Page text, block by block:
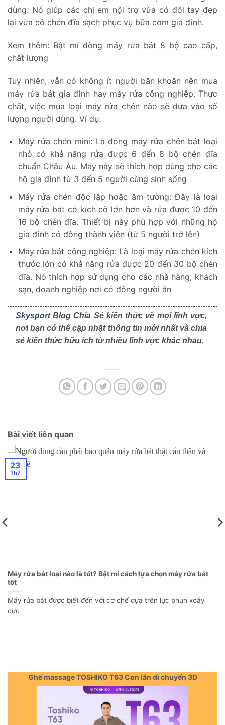
dùng. Nó giúp các chị em nội trợ vừa có đôi tay đẹp
lại vừa có chén đĩa sạch phục vụ bữa cơm gia đình.
Xem thêm: Bật mí dòng máy rửa bát 8 bộ cao cấp,
chất lượng
Tuy nhiên, vẫn có không ít người băn khoăn nên mua
máy rửa bát gia đình hay máy rửa công nghiệp. Thực
chất, việc mua loại máy rửa chén nào sẽ dựa vào số
lượng người dùng. Ví dụ:
Máy rửa chén mini: Là dòng máy rửa chén bát loại
nhỏ có khả năng rửa được 6 đến 8 bộ chén đĩa
chuẩn Châu Âu. Máy này sẽ thích hợp dùng cho các
hộ gia đình từ 3 đến 5 người cùng sinh sống
Máy rửa chén độc lập hoặc âm tường: Đây là loại
máy rửa bát có kích cỡ lớn hơn và rửa được 10 đến
16 bộ chén đĩa. Thiết bị này phù hợp với những hộ
gia đình có đông thành viên (từ 5 người trở lên)
Máy rửa bát công nghiệp: Là loại máy rửa chén kích
thước lớn có khả năng rửa được 20 đến 30 bộ chén
đĩa. Nó thích hợp sử dụng cho các nhà hàng, khách
sạn, doanh nghiệp nơi có đông người ăn
SkysportBlog Chia Sẻ kiến thức về mọi lĩnh vực,
nơi bạn có thể cập nhật thông tin mới nhất và chia
sẻ kiến thức hữu ích từ nhiều lĩnh vực khác nhau.
Bài viết liên quan
Máy rửa bát loại nào là tốt? Bật mí cách lựa chọn máy rửa bát
tốt
Máy rửa bát được biết đến với cơ chế dựa trên lực phun xoáy
cực
23
Th7
Ghế massage TOSHIKO T63 Con lăn di chuyển 3D